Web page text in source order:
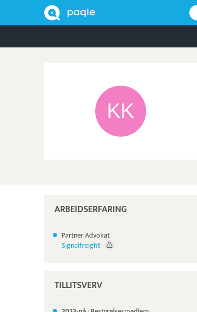
ARBEIDSERFARING
Partner Advokat
Signalfreight
TILLITSVERV